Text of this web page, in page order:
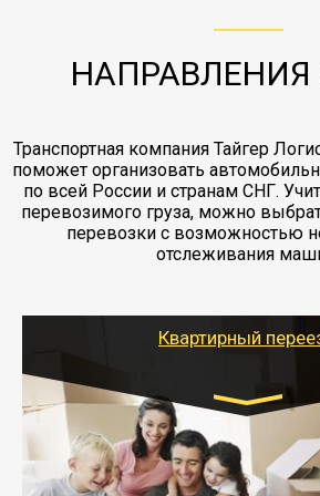
заканчивая выгрузкой в пункте
НАПРАВЛЕНИЯ
Транспортная компания Тайгер
поможет организовать
по всей России и странам СНГ.
перевозимого груза, можно
перевозки с возможностью
отслеживания
Квартирный
Газель: 1,5 и 3
от 5000 руб.